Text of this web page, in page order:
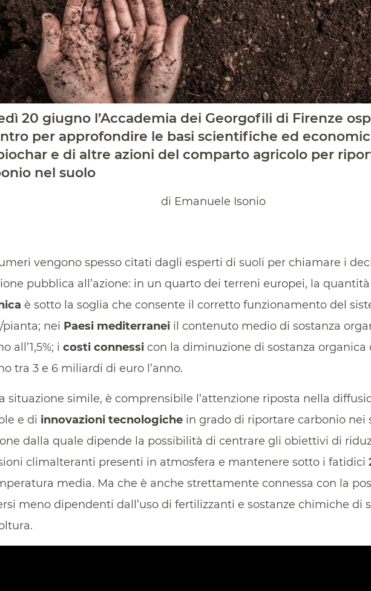
20 giugno l’Accademia dei Georgofili di Firenze
per approfondire le basi scientifiche ed
e di altre azioni del comparto agricolo per
nel suolo
di Emanuele Isonio
vengono spesso citati dagli esperti di suoli per chiamare i
pubblica all’azione: in un quarto dei terreni europei, la
è sotto la soglia che consente il corretto funzionamento del
pianta; nei Paesi mediterranei il contenuto medio di sostanza
all’1,5%; i costi connessi con la diminuzione di sostanza organica
tra 3 e 6 miliardi di euro l’anno.
situazione simile, è comprensibile l’attenzione riposta nella
e di innovazioni tecnologiche in grado di riportare carbonio nei
dalla quale dipende la possibilità di centrare gli obiettivi di
climalteranti presenti in atmosfera e mantenere sotto i fatidici
media. Ma che è anche strettamente connessa con la
meno dipendenti dall’uso di fertilizzanti e sostanze chimiche di